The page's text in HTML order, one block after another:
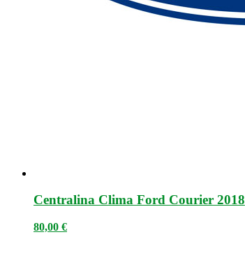
Centralina Clima Ford Courier 2018
80,00 €